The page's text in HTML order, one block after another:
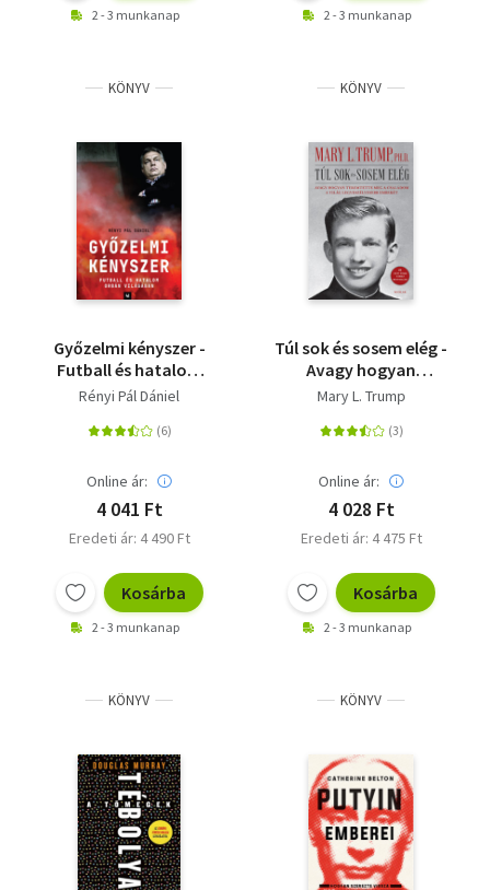
2 - 3 munkanap 2 - 3 munkanap
KÖNYV
Győzelmi kényszer -
Futball és hatalom
Orbán világában
Rényi Pál Dániel
Online ár:
4 041 Ft
Eredeti ár: 4 490 Ft
Kosárba
2 - 3 munkanap
KÖNYV
Túl sok és sosem elég -
Avagy hogyan
teremtette meg a
legveszélyesebb
Mary L. Trump
Online ár:
4 028 Ft
Eredeti ár: 4 475 Ft
Kosárba
2 - 3 munkanap
KÖNYV KÖNYV